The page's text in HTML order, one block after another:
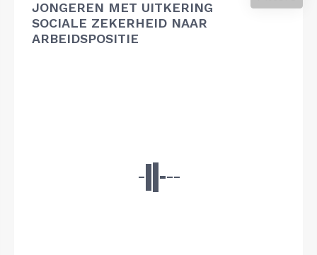
JONGEREN MET UITKERING
SOCIALE ZEKERHEID NAAR
ARBEIDSPOSITIE